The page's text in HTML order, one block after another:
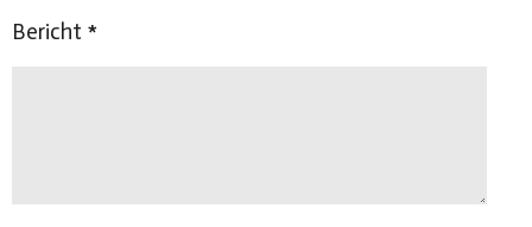
Bericht *